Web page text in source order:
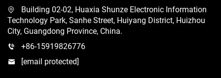
Building 02-02, Huaxia Shunze Electronic Information
Technology Park, Sanhe Street, Huiyang District, Huizhou
City, Guangdong Province, China.
+86-15919826776
[email protected]